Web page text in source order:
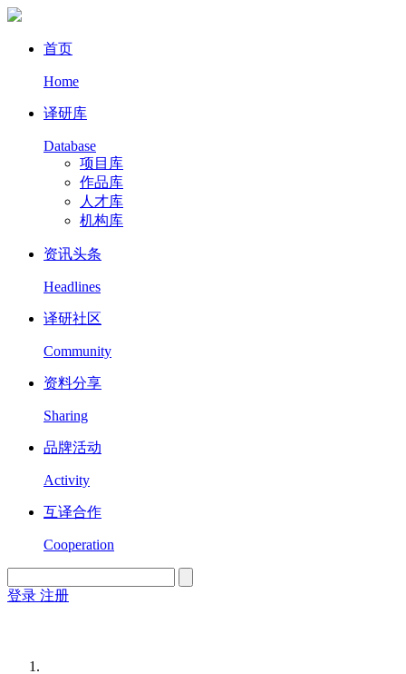
首页
Home
译研库
Database
项目库
作品库
人才库
机构库
资讯头条
Headlines
译研社区
Community
资料分享
Sharing
品牌活动
Activity
互译合作
Cooperation
登录 注册